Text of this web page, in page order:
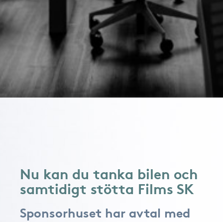
Nu kan du tanka bilen och
samtidigt stötta Films SK
Sponsorhuset har avtal med